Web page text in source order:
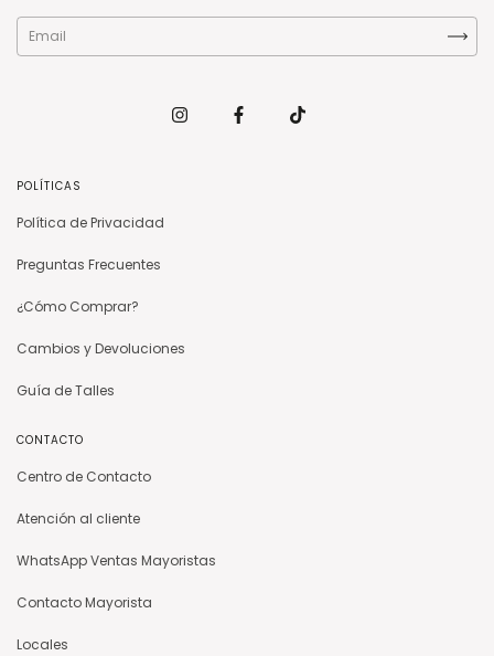
POLÍTICAS
Política de Privacidad
Preguntas Frecuentes
¿Cómo Comprar?
Cambios y Devoluciones
Guía de Talles
CONTACTO
Centro de Contacto
Atención al cliente
WhatsApp Ventas Mayoristas
Contacto Mayorista
Locales